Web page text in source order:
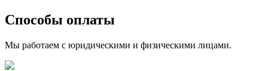
Способы оплаты
Мы работаем с юридическими и физическими лицами.